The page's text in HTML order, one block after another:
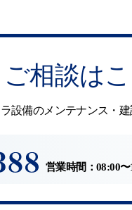
相談は
設備のメンテナンス・
営業時間：08:00〜